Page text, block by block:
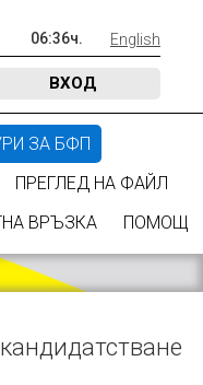
06:36ч. English
ВХОД
ЗА БФП
ПРЕГЛЕД НА ФАЙЛ
ВРЪЗКА ПОМОЩ